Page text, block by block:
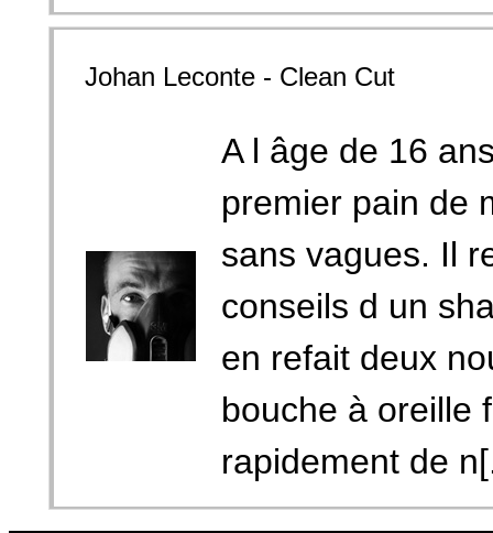
Johan Leconte - Clean Cut
A l âge de 16
premier pain de
sans vagues. Il
conseils d un
en refait deux
bouche à oreille
rapidement de